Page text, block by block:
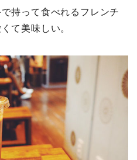
持って食べれるフレンチ
て美味しい。